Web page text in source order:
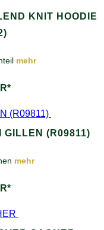
KNIT HOODIE
mehr
GILLEN (R09811)
mehr